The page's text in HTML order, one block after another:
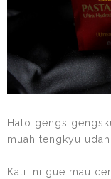
Halo gengs
muah tengkyu
Kali ini gue mau